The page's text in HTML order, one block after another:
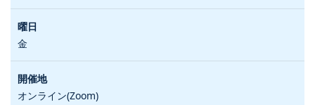
金
オンライン(Zoom)